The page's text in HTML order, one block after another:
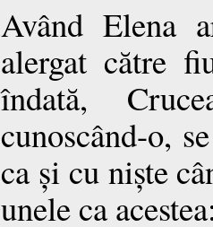
Având Elena
alergat către
îndată,
cunoscând-o,
ca și cu niște
unele ca